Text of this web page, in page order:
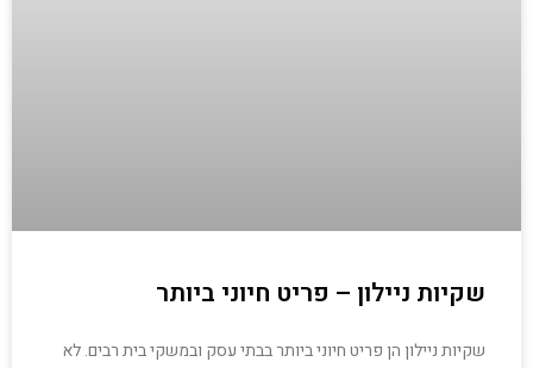
שקיות ניילון – פריט חיוני ביותר
שקיות ניילון הן פריט חיוני ביותר בבתי עסק ובמשקי בית רבים. לא